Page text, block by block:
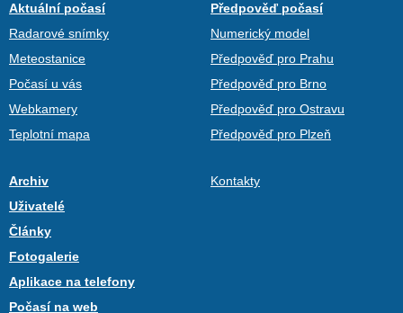
Aktuální počasí
Radarové snímky
Meteostanice
Počasí u vás
Webkamery
Teplotní mapa
Předpověď počasí
Numerický model
Předpověď pro Prahu
Předpověď pro Brno
Předpověď pro Ostravu
Předpověď pro Plzeň
Archiv
Uživatelé
Články
Fotogalerie
Aplikace na telefony
Počasí na web
Kontakty